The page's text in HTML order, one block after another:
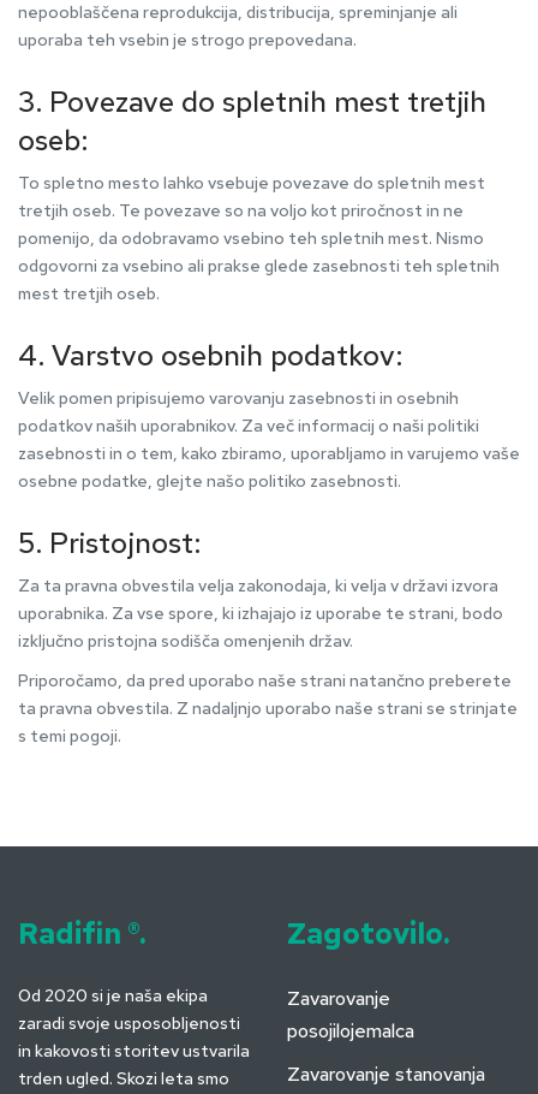
nepooblaščena reprodukcija, distribucija, spreminjanje ali
uporaba teh vsebin je strogo prepovedana.
3. Povezave do spletnih mest tretjih
oseb:
To spletno mesto lahko vsebuje povezave do spletnih mest
tretjih oseb. Te povezave so na voljo kot priročnost in ne
pomenijo, da odobravamo vsebino teh spletnih mest. Nismo
odgovorni za vsebino ali prakse glede zasebnosti teh spletnih
mest tretjih oseb.
4. Varstvo osebnih podatkov:
Velik pomen pripisujemo varovanju zasebnosti in osebnih
podatkov naših uporabnikov. Za več informacij o naši politiki
zasebnosti in o tem, kako zbiramo, uporabljamo in varujemo vaše
osebne podatke, glejte našo politiko zasebnosti.
5. Pristojnost:
Za ta pravna obvestila velja zakonodaja, ki velja v državi izvora
uporabnika. Za vse spore, ki izhajajo iz uporabe te strani, bodo
izključno pristojna sodišča omenjenih držav.
Priporočamo, da pred uporabo naše strani natančno preberete
ta pravna obvestila. Z nadaljnjo uporabo naše strani se strinjate
s temi pogoji.
Radifin ®.
Od 2020 si je naša ekipa
zaradi svoje usposobljenosti
in kakovosti storitev ustvarila
trden ugled. Skozi leta smo
Zagotovilo.
Zavarovanje
posojilojemalca
Zavarovanje stanovanja